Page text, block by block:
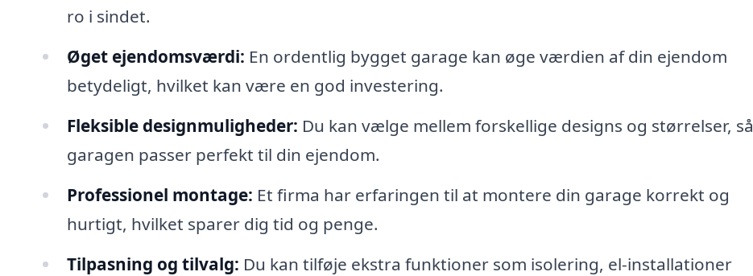
ro i sindet.
Øget ejendomsværdi: En ordentlig bygget garage kan øge værdien af din ejendom
betydeligt, hvilket kan være en god investering.
Fleksible designmuligheder: Du kan vælge mellem forskellige designs og størrelser, så
garagen passer perfekt til din ejendom.
Professionel montage: Et firma har erfaringen til at montere din garage korrekt og
hurtigt, hvilket sparer dig tid og penge.
Tilpasning og tilvalg: Du kan tilføje ekstra funktioner som isolering, el-installationer